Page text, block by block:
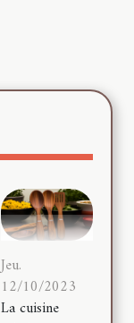
Jeu.
12/10/2023
La cuisine